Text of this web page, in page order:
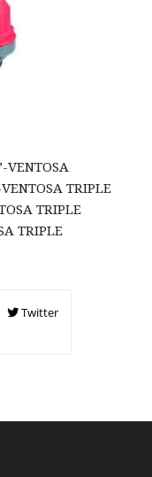
VENTOSA
TRIPLE
TRIPLE
TRIPLE
Twitter